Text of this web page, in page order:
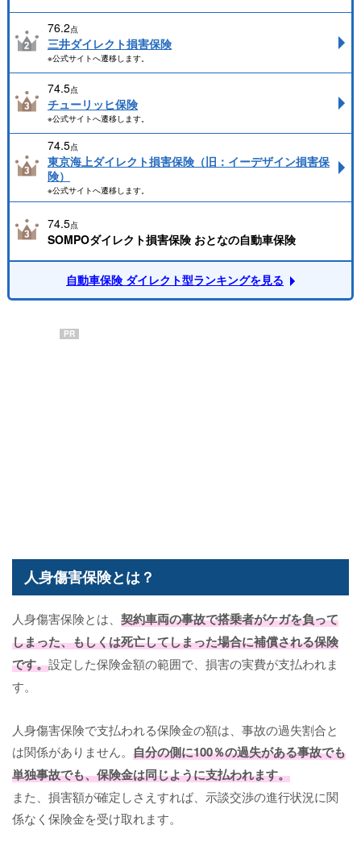
76.2点
三井ダイレクト損害保険
※公式サイトへ遷移します。
74.5点
チューリッヒ保険
※公式サイトへ遷移します。
74.5点
東京海上ダイレクト損害保険（旧：イーデザイン損害保
険）
※公式サイトへ遷移します。
74.5点
SOMPOダイレクト損害保険 おとなの自動車保険
自動車保険 ダイレクト型ランキングを見る
PR
人身傷害保険とは？
人身傷害保険とは、 契約車両の事故で搭乗者がケガを負って
しまった、もしくは死亡してしまった場合に補償される保険
です。設定した保険金額の範囲で、損害の実費が支払われま
す。
人身傷害保険で支払われる保険金の額は、事故の過失割合と
は関係がありません。 自分の側に100％の過失がある事故でも
単独事故でも、保険金は同じように支払われます。
また、損害額が確定しさえすれば、示談交渉の進行状況に関
係なく保険金を受け取れます。